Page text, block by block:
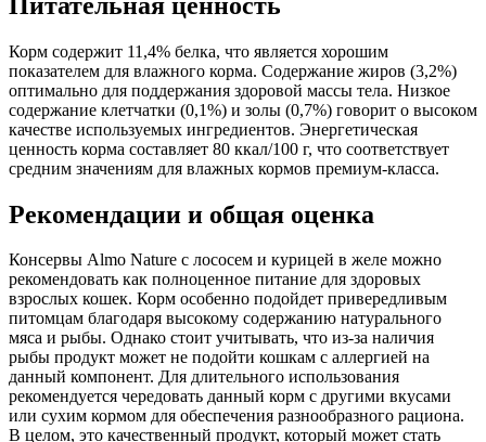
Корм содержит 11,4% белка, что является хорошим
показателем для влажного корма. Содержание жиров (3,2%)
оптимально для поддержания здоровой массы тела. Низкое
содержание клетчатки (0,1%) и золы (0,7%) говорит о высоком
качестве используемых ингредиентов. Энергетическая
ценность корма составляет 80 ккал/100 г, что соответствует
средним значениям для влажных кормов премиум-класса.
Рекомендации и общая оценка
Консервы Almo Nature с лососем и курицей в желе можно
рекомендовать как полноценное питание для здоровых
взрослых кошек. Корм особенно подойдет привередливым
питомцам благодаря высокому содержанию натурального
мяса и рыбы. Однако стоит учитывать, что из-за наличия
рыбы продукт может не подойти кошкам с аллергией на
данный компонент. Для длительного использования
рекомендуется чередовать данный корм с другими вкусами
или сухим кормом для обеспечения разнообразного рациона.
В целом, это качественный продукт, который может стать